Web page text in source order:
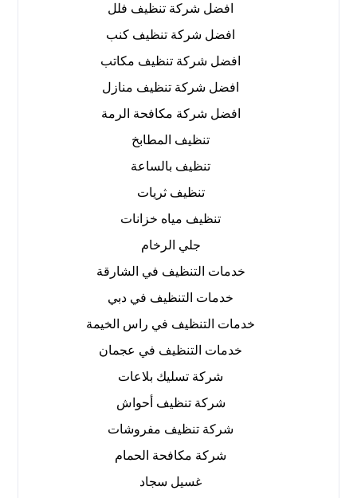
افضل شركة تنظيف فلل
افضل شركة تنظيف كنب
افضل شركة تنظيف مكاتب
افضل شركة تنظيف منازل
افضل شركة مكافحة الرمة
تنظيف المطابخ
تنظيف بالساعة
تنظيف ثريات
تنظيف مياه خزانات
جلي الرخام
خدمات التنظيف في الشارقة
خدمات التنظيف في دبي
خدمات التنظيف في راس الخيمة
خدمات التنظيف في عجمان
شركة تسليك بلاعات
شركة تنظيف أحواش
شركة تنظيف مفروشات
شركة مكافحة الحمام
غسيل سجاد